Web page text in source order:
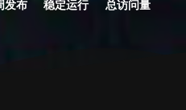
发布 稳定运行 总访问量